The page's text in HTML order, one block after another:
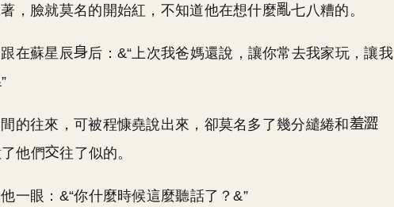
，臉就莫名的開始紅，不知道他在想什麼 七八糟的。
在蘇星辰
后：&“上次我爸媽還說，讓你常去我家玩，讓我
的往來，可被程慷堯說出來，卻莫名多了幾分繾綣和
他們
往了似的。
一眼：&“你什麼時候這麼聽話了？&”